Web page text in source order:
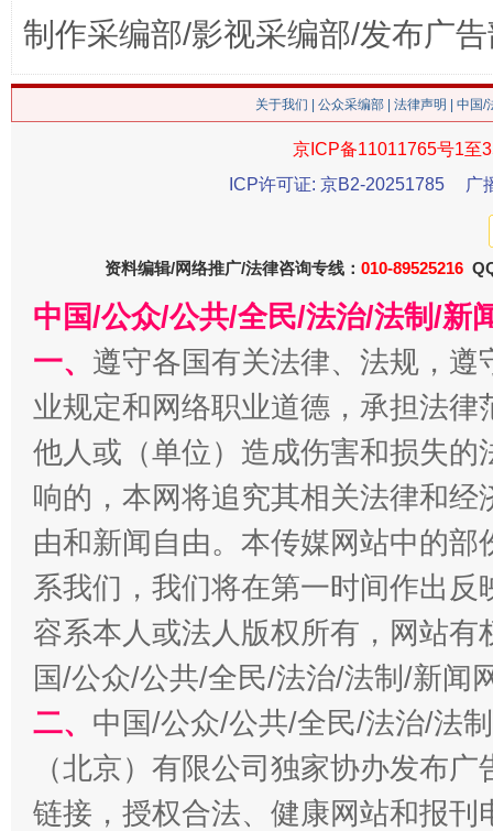
在谋一域中谋全局
习近平的博鳌关键词
魏明
“刷贴”乱象丛生
生
制作采编部/影视采编部/发布广
关于我们 公众采编部 法律声明 | 中国
京ICP备11011765号1至
ICP许可证: 京B2-20251785
广
资料编辑/网络推广/法律咨询专线： 010-89525216
中国/公众/公共/全民/法治/法制/新
一、 遵守各国有关法律、法规，
业规定和网络职业道德，承担法
他人或（单位）造成伤害和损失
响的，本网将追究其相关法律和
由和新闻自由。本传媒网站中的
系我们，我们将在第一时间作出
容系本人或法人版权所有，网站
国/公众/公共/全民/法治/法制/新闻
二、 中国/公众/公共/全民/法治/法
（北京）有限公司独家协办发布
链接，授权合法、健康网站和报